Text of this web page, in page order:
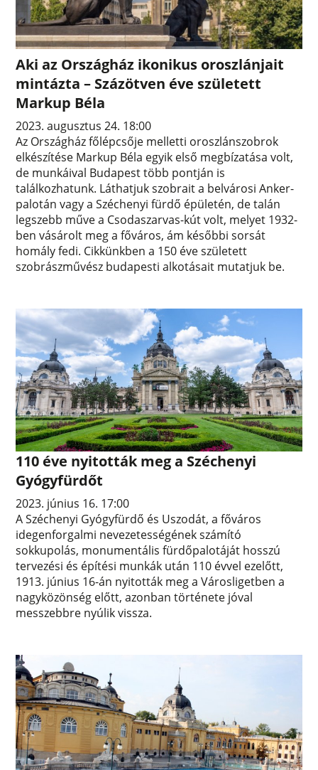
Aki az Országház ikonikus oroszlánjait
mintázta – Százötven éve született
Markup Béla
2023. augusztus 24. 18:00
Az Országház főlépcsője melletti oroszlánszobrok
elkészítése Markup Béla egyik első megbízatása volt,
de munkáival Budapest több pontján is
találkozhatunk. Láthatjuk szobrait a belvárosi Anker-
palotán vagy a Széchenyi fürdő épületén, de talán
legszebb műve a Csodaszarvas-kút volt, melyet 1932-
ben vásárolt meg a főváros, ám későbbi sorsát
homály fedi. Cikkünkben a 150 éve született
szobrászművész budapesti alkotásait mutatjuk be.
110 éve nyitották meg a Széchenyi
Gyógyfürdőt
2023. június 16. 17:00
A Széchenyi Gyógyfürdő és Uszodát, a főváros
idegenforgalmi nevezetességének számító
sokkupolás, monumentális fürdőpalotáját hosszú
tervezési és építési munkák után 110 évvel ezelőtt,
1913. június 16-án nyitották meg a Városligetben a
nagyközönség előtt, azonban története jóval
messzebbre nyúlik vissza.